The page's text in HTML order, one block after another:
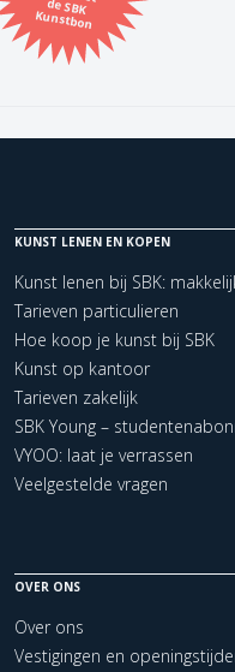
Kunstbon
Kunstenaar
Kerncollectie
1 items. Pagina: 1
KUNST LENEN EN KOPEN
Kunst lenen bij SBK:
Tarieven particulieren
Hoe koop je kunst bij SBK
Kunst op kantoor
Tarieven zakelijk
SBK Young –
VYOO: laat je verrassen
Veelgestelde vragen
OVER ONS
Over ons
Vestigingen en